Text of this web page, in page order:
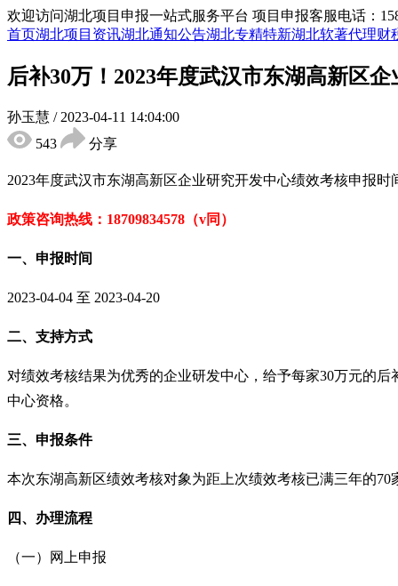
欢迎访问湖北项目申报一站式服务平台 项目申报客服电话：
首页湖北项目资讯湖北通知公告湖北专精特新湖北软著代理财
后补30万！2023年度武汉市东湖高新区
孙玉慧 / 2023-04-11 14:04:00
543
分享
2023年度武汉市东湖高新区企业研究开发中心绩效考核申报
政策咨询热线： 18709834578（v同）
一、 申报时间
2023-04-04 至 2023-04-20
二、 支持方式
对绩效考核结果为优秀的企业研发中心，给予每家30万元的后
中心资格。
三、申报条件
本次东湖高新区绩效考核对象为距上次绩效考核已满三年的70
四、 办理流程
（一）网上申报